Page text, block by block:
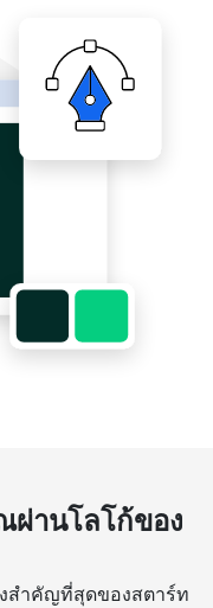
านโลโก้ของ
สำคัญที่สุดของสตาร์ท